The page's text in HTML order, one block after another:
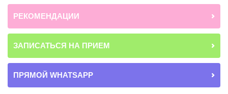
РЕКОМЕНДАЦИИ
ЗАПИСАТЬСЯ НА ПРИЕМ
ПРЯМОЙ WHATSAPP